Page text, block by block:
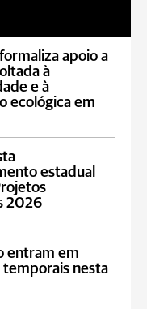
apoio a
à
e à
ecológica em
estadual
2026
entram em
temporais nesta